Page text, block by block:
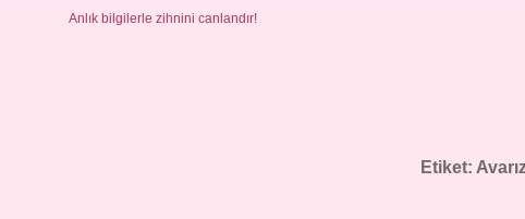
Anlık bilgilerle zihnini canlandır!
Etiket: